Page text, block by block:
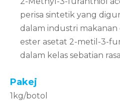
perisa sintetik yang
dalam industri makanan
ester asetat 2-metil-3-
dalam kelas sebatian
Pakej
1kg/botol